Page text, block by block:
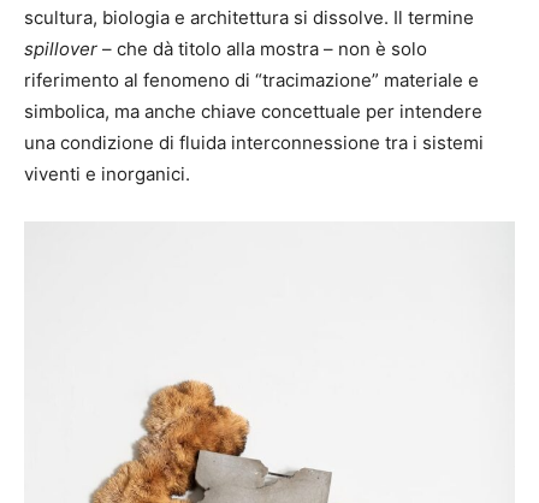
scultura, biologia e architettura si dissolve. Il termine
spillover – che dà titolo alla mostra – non è solo
riferimento al fenomeno di “tracimazione” materiale e
simbolica, ma anche chiave concettuale per intendere
una condizione di fluida interconnessione tra i sistemi
viventi e inorganici.